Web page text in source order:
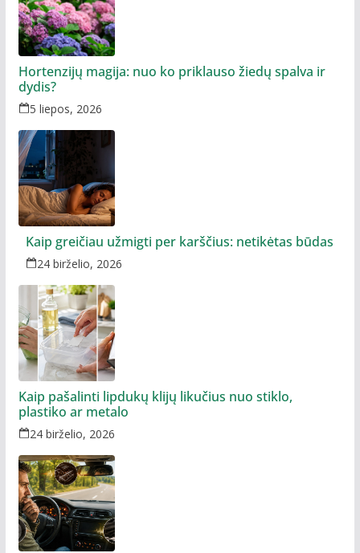
Hortenzijų magija: nuo ko priklauso žiedų spalva ir
dydis?
5 liepos, 2026
Kaip greičiau užmigti per karščius: netikėtas būdas
24 birželio, 2026
Kaip pašalinti lipdukų klijų likučius nuo stiklo,
plastiko ar metalo
24 birželio, 2026